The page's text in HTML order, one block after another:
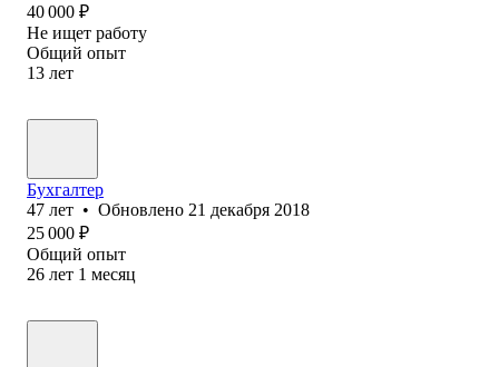
40 000 ₽
Не ищет работу
Общий опыт
13 лет
Бухгалтер
47 лет • Обновлено 21 декабря 2018
25 000 ₽
Общий опыт
26 лет 1 месяц